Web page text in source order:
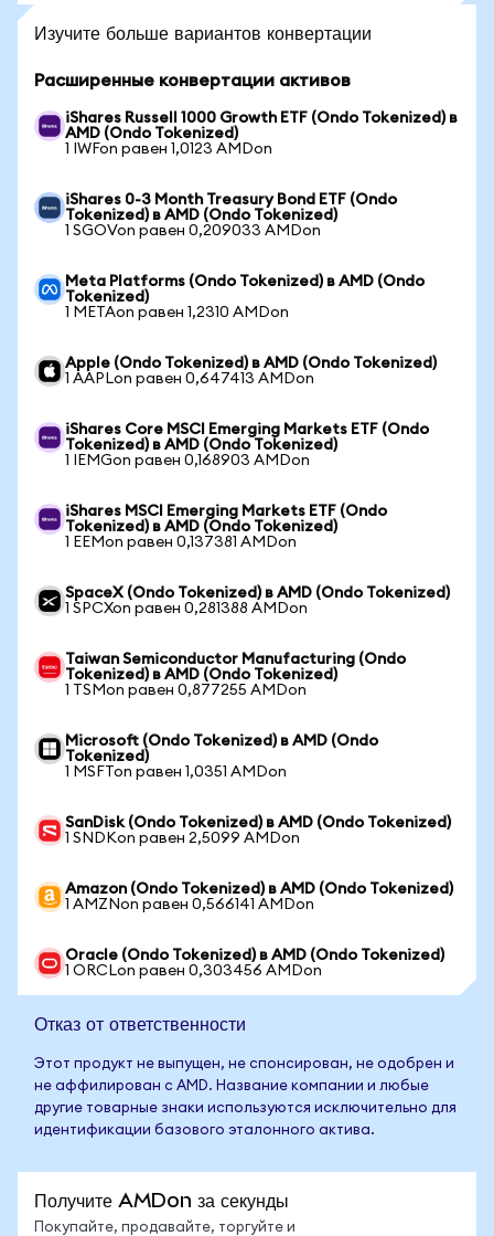
Изучите больше вариантов конвертации
Расширенные конвертации активов
iShares Russell 1000 Growth ETF (Ondo Tokenized) в
AMD (Ondo Tokenized)
1 IWFon равен 1,0123 AMDon
iShares 0-3 Month Treasury Bond ETF (Ondo
Tokenized) в AMD (Ondo Tokenized)
1 SGOVon равен 0,209033 AMDon
Meta Platforms (Ondo Tokenized) в AMD (Ondo
Tokenized)
1 METAon равен 1,2310 AMDon
Apple (Ondo Tokenized) в AMD (Ondo Tokenized)
1 AAPLon равен 0,647413 AMDon
iShares Core MSCI Emerging Markets ETF (Ondo
Tokenized) в AMD (Ondo Tokenized)
1 IEMGon равен 0,168903 AMDon
iShares MSCI Emerging Markets ETF (Ondo
Tokenized) в AMD (Ondo Tokenized)
1 EEMon равен 0,137381 AMDon
SpaceX (Ondo Tokenized) в AMD (Ondo Tokenized)
1 SPCXon равен 0,281388 AMDon
Taiwan Semiconductor Manufacturing (Ondo
Tokenized) в AMD (Ondo Tokenized)
1 TSMon равен 0,877255 AMDon
Microsoft (Ondo Tokenized) в AMD (Ondo
Tokenized)
1 MSFTon равен 1,0351 AMDon
SanDisk (Ondo Tokenized) в AMD (Ondo Tokenized)
1 SNDKon равен 2,5099 AMDon
Amazon (Ondo Tokenized) в AMD (Ondo Tokenized)
1 AMZNon равен 0,566141 AMDon
Oracle (Ondo Tokenized) в AMD (Ondo Tokenized)
1 ORCLon равен 0,303456 AMDon
Отказ от ответственности
Этот продукт не выпущен, не спонсирован, не одобрен и
не аффилирован с AMD. Название компании и любые
другие товарные знаки используются исключительно для
идентификации базового эталонного актива.
Получите AMDon за секунды
Покупайте, продавайте, торгуйте и